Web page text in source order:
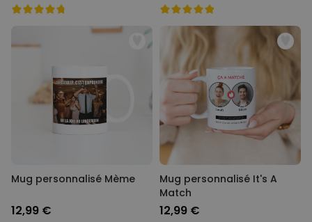
Mug personnalisé Mème
12,99 €
Mug personnalisé It's A
Match
12,99 €